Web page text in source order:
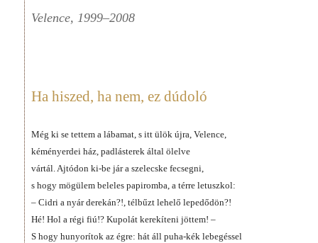
Velence, 1999–2008
Ha hiszed, ha nem, ez dúdoló
Még ki se tettem a lábamat, s itt ülök újra, Velence,
kéményerdei ház, padlásterek által ölelve
vártál. Ajtódon ki-be jár a szelecske fecsegni,
s hogy mögülem beleles papiromba, a térre letuszkol:
– Cidri a nyár derekán?!, télbűzt lehelő lepedődön?!
Hé! Hol a régi fiú!? Kupolát kerekíteni jöttem! –
S hogy hunyorítok az égre: hát áll puha-kék lebegéssel